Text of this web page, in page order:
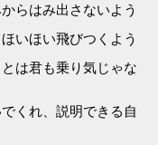
らはみ出さないよう
い飛びつくよう
君も乗り気じゃな
くれ、説明できる自